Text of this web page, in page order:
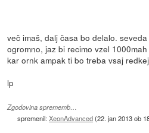
več imaš, dalj časa bo delalo.
ogromno, jaz bi recimo vzel
kar ornk ampak ti bo treba vsaj
lp
Zgodovina sprememb…
spremenil:XeonAdvanced(22. jan 2013 ob